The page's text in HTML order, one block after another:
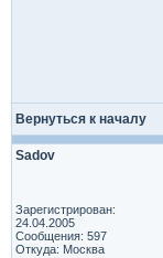
Вернуться к началу
Sadov
Зарегистрирован:
24.04.2005
Сообщения: 597
Откуда: Москва